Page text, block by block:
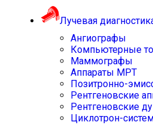
Лучевая
Ангиографы
Компьютерные
Маммографы
Аппараты МРТ
Позитронно-
Рентгеновские
Рентгеновские
Циклотрон-